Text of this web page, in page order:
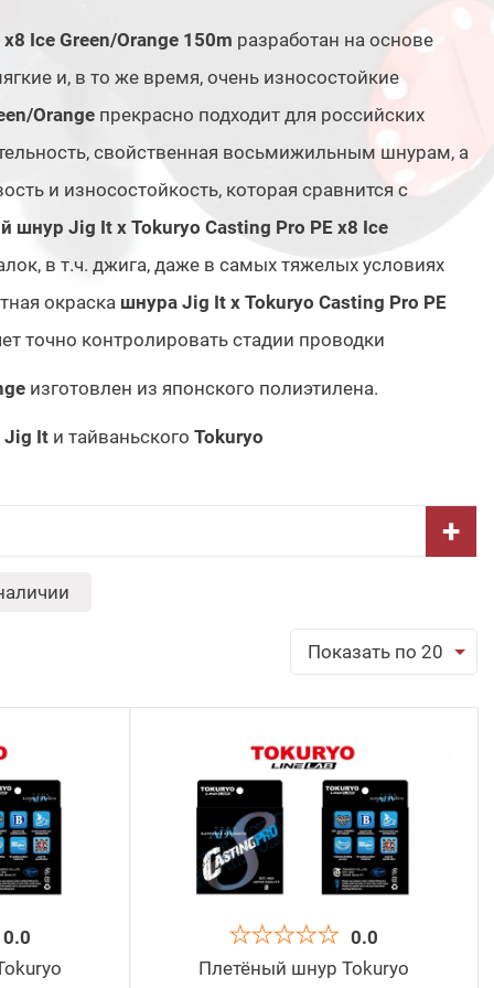
Ice Green/Orange 150m разработан на основе
и, в то же время, очень износостойкие
Orange прекрасно подходит для российских
свойственная восьмижильным шнурам, а
и износостойкость, которая сравнится с
шнур Jig It x Tokuryo Casting Pro PE x8 Ice
в т.ч. джига, даже в самых тяжелых условиях
окраска шнура Jig It x Tokuryo Casting Pro PE
точно контролировать стадии проводки
изготовлен из японского полиэтилена.
Jig It и тайваньского Tokuryo
+
Показать по 20
0.0
0.0
Плетёный шнур Tokuryo